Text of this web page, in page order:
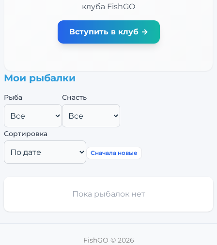
клуба FishGO
Вступить в клуб →
Мои рыбалки
Рыба Снасть
Сортировка
Сначала новые
Пока рыбалок нет
FishGO © 2026